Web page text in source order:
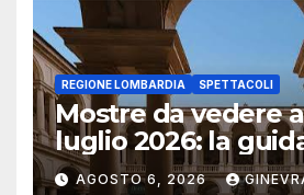
REGIONE LOMBARDIA SPETTACOLI
Mostre da vedere
luglio 2026: la
aggiornata
AGOSTO 6, 2026